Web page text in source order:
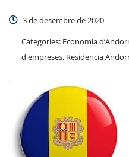
3 de desembre de 2020
Categories: Economia
d'empreses, Residencia